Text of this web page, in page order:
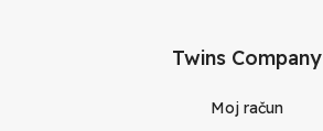
Twins Company
Moj račun